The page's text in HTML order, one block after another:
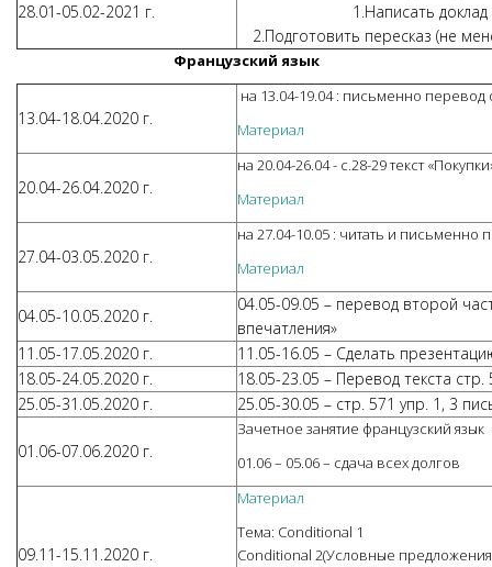
28.01-05.02-2021 г.
1.Написать
2.Подготовить пересказ (не
Французский язык
13.04-18.04.2020 г.
на 13.04-19.04 : письменно
Материал
20.04-26.04.2020 г.
на 20.04-26.04 - с.28-29 текст
Материал
27.04-03.05.2020 г.
на 27.04-10.05 : читать и письменно
Материал
04.05-10.05.2020 г.
04.05-09.05 – перевод второй
впечатления»
11.05-17.05.2020 г.
11.05-16.05 – Сделать
18.05-24.05.2020 г.
18.05-23.05 – Перевод текста
25.05-31.05.2020 г.
25.05-30.05 – стр. 571 упр. 1, 3
01.06-07.06.2020 г.
Зачетное занятие французский язык
01.06 – 05.06 – сдача всех долгов
09.11-15.11.2020 г.
Материал
Тема: Conditional 1
Conditional 2(Условные